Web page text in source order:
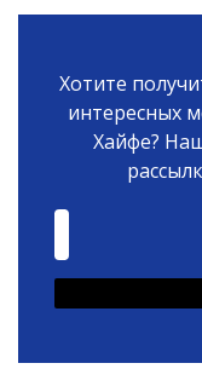
Хотите
интересных
Хайфе?